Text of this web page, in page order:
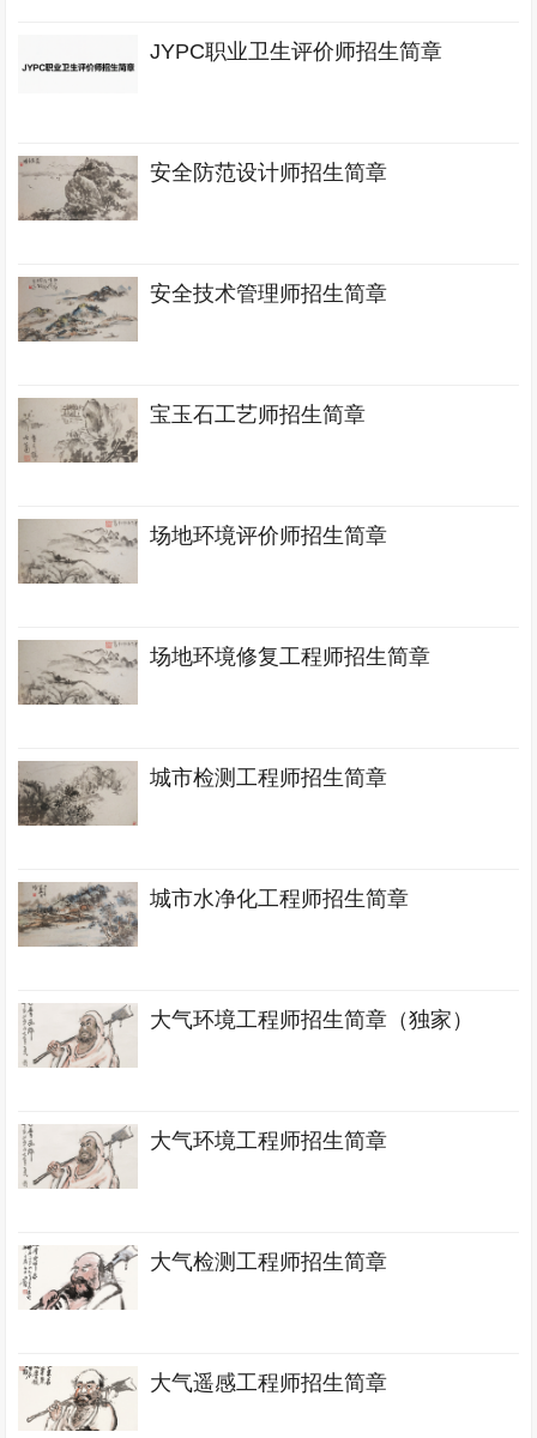
JYPC职业卫生评价师招生简章
安全防范设计师招生简章
安全技术管理师招生简章
宝玉石工艺师招生简章
场地环境评价师招生简章
场地环境修复工程师招生简章
城市检测工程师招生简章
城市水净化工程师招生简章
大气环境工程师招生简章（独家）
大气环境工程师招生简章
大气检测工程师招生简章
大气遥感工程师招生简章